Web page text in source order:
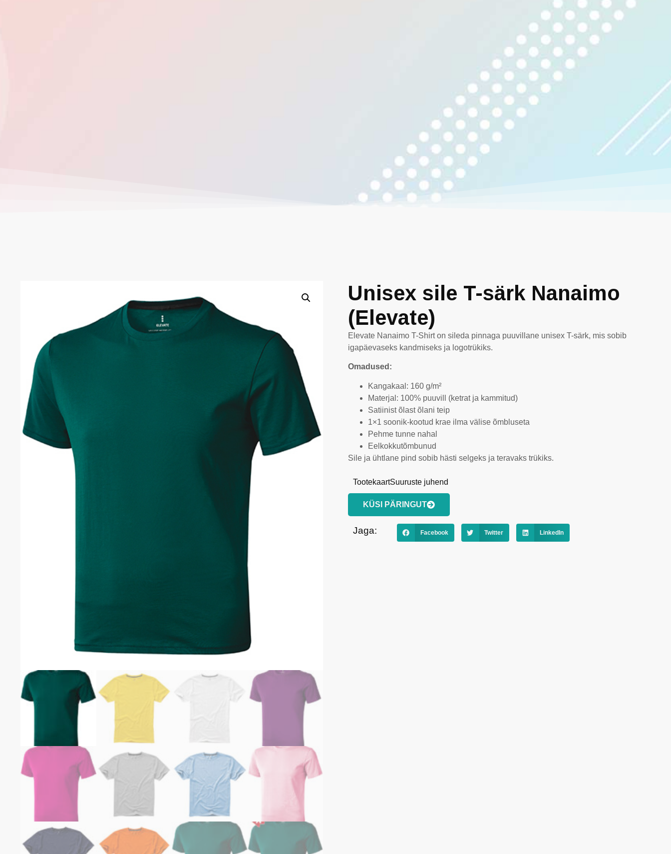
Unisex sile T-särk Nanaimo
(Elevate)
Elevate Nanaimo T-Shirt on sileda pinnaga puuvillane unisex T-särk, mis sobib
igapäevaseks kandmiseks ja logotrükiks.
Omadused:
Kangakaal: 160 g/m²
Materjal: 100% puuvill (ketrat ja kammitud)
Satiinist õlast õlani teip
1×1 soonik-kootud krae ilma välise õmbluseta
Pehme tunne nahal
Eelkokkutõmbunud
Sile ja ühtlane pind sobib hästi selgeks ja teravaks trükiks.
TootekaartSuuruste juhend
KÜSI PÄRINGUT
Jaga: Facebook Twitter LinkedIn